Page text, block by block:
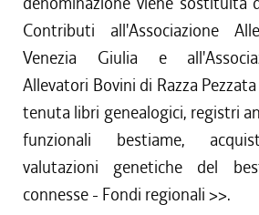
Contributi all'Associazione
Venezia Giulia e
Allevatori Bovini di Razza
tenuta libri genealogici, registri
funzionali bestiame,
valutazioni genetiche del
connesse - Fondi regionali >>.